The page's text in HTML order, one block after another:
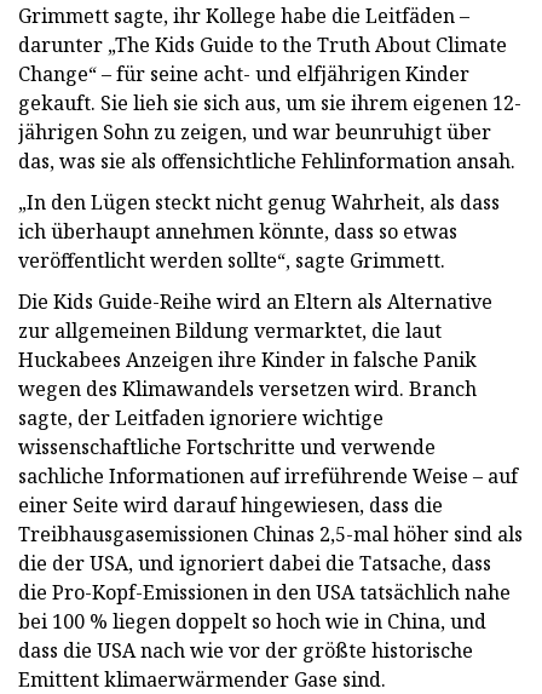
Grimmett sagte, ihr Kollege habe die Leitfäden –
darunter „The Kids Guide to the Truth About Climate
Change“ – für seine acht- und elfjährigen Kinder
gekauft. Sie lieh sie sich aus, um sie ihrem eigenen 12-
jährigen Sohn zu zeigen, und war beunruhigt über
das, was sie als offensichtliche Fehlinformation ansah.
„In den Lügen steckt nicht genug Wahrheit, als dass
ich überhaupt annehmen könnte, dass so etwas
veröffentlicht werden sollte“, sagte Grimmett.
Die Kids Guide-Reihe wird an Eltern als Alternative
zur allgemeinen Bildung vermarktet, die laut
Huckabees Anzeigen ihre Kinder in falsche Panik
wegen des Klimawandels versetzen wird. Branch
sagte, der Leitfaden ignoriere wichtige
wissenschaftliche Fortschritte und verwende
sachliche Informationen auf irreführende Weise – auf
einer Seite wird darauf hingewiesen, dass die
Treibhausgasemissionen Chinas 2,5-mal höher sind als
die der USA, und ignoriert dabei die Tatsache, dass
die Pro-Kopf-Emissionen in den USA tatsächlich nahe
bei 100 % liegen doppelt so hoch wie in China, und
dass die USA nach wie vor der größte historische
Emittent klimaerwärmender Gase sind.